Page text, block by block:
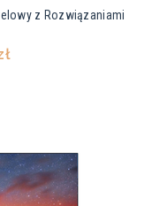
z Rozwiązaniami